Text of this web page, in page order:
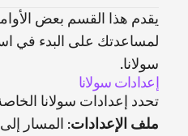
يقدم هذا القسم بعض
لمساعدتك على البدء في
سولانا.
إعدادات سولانا
تحدد إعدادات سولانا
ملف الإعدادات: المسار